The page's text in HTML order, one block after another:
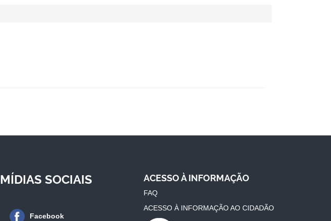
MÍDIAS SOCIAIS
Facebook
ACESSO À INFORMAÇÃO
FAQ
ACESSO À INFORMAÇÃO AO CIDADÃO